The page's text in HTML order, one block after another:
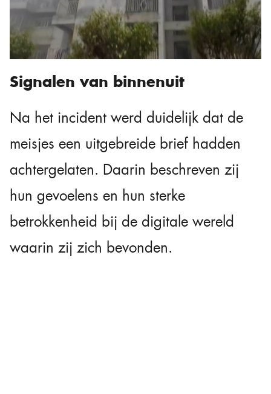
Signalen van binnenuit
Na het incident werd duidelijk dat de
meisjes een uitgebreide brief hadden
achtergelaten. Daarin beschreven zij
hun gevoelens en hun sterke
betrokkenheid bij de digitale wereld
waarin zij zich bevonden.